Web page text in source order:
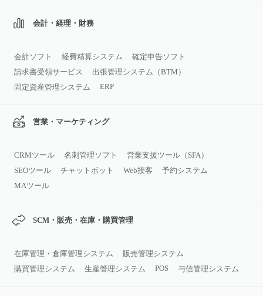
会計・経理・財務
会計ソフト 経費精算システム
確定申告ソフト
請求書受領サービス
出張管理システム（BTM）
固定資産管理システム
ERP
営業・マーケティング
CRMツール 名刺管理ソフト
営業支援ツール（SFA）
SEOツール
チャットボット Web接客
予約システム
MAツール
SCM・販売・在庫・購買管理
在庫管理・倉庫管理システム
販売管理システム
購買管理システム
生産管理システム POS 与信管理システム